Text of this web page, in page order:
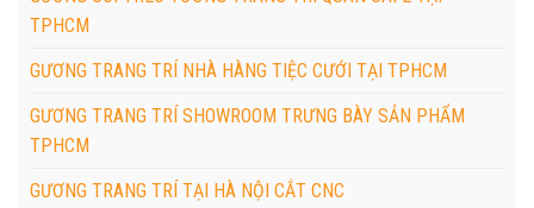
TPHCM
GƯƠNG TRANG TRÍ NHÀ HÀNG TIỆC CƯỚI TẠI TPHCM
GƯƠNG TRANG TRÍ SHOWROOM TRƯNG BÀY SẢN PHẨM
TPHCM
GƯƠNG TRANG TRÍ TẠI HÀ NỘI CẮT CNC